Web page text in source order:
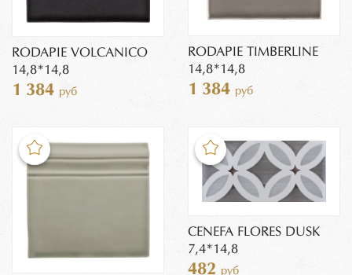
RODAPIE VOLCANICO
14,8*14,8
1 384 руб
RODAPIE TIMBERLINE
14,8*14,8
1 384 руб
CENEFA FLORES DUSK
7,4*14,8
482 руб